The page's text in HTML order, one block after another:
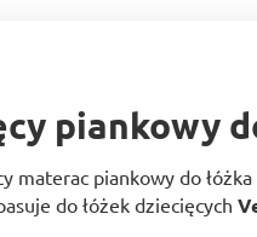
piankowy
materac piankowy do
do łóżek dziecięcych